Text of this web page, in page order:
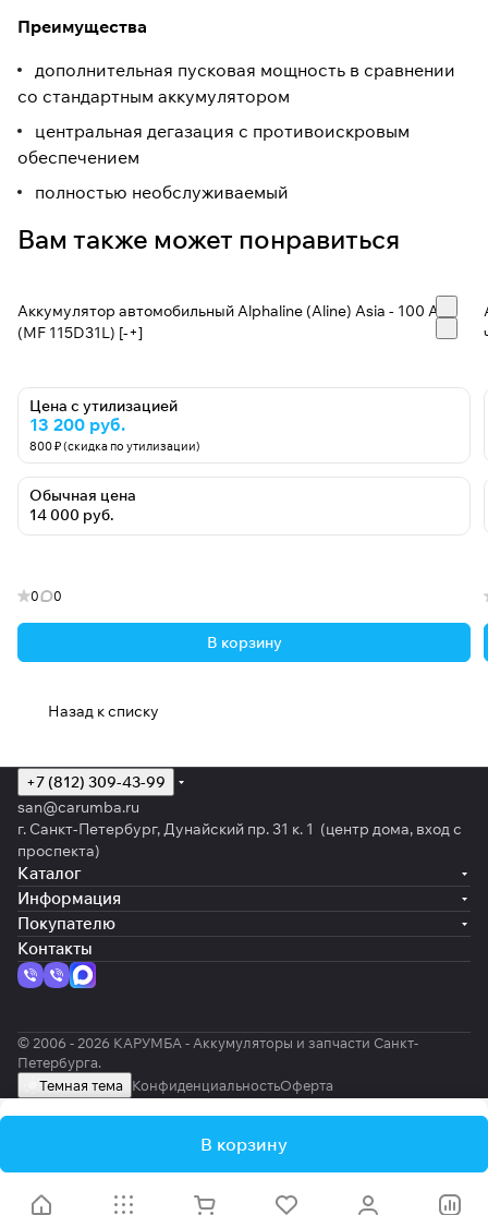
Преимущества
дополнительная пусковая мощность в сравнении
со стандартным аккумулятором
центральная дегазация с противоискровым
обеспечением
полностью необслуживаемый
Вам также может понравиться
Аккумулятор автомобильный Alphaline (Aline) Asia - 100 А/ч
(MF 115D31L) [-+]
Цена с утилизацией
13 200 руб.
800 ₽ (скидка по утилизации)
Обычная цена
14 000 руб.
0 0
В корзину
Назад к списку
В корзину
+7 (812) 309-43-99
san@carumba.ru
г. Санкт-Петербург, Дунайский пр. 31 к. 1 (центр дома, вход с
проспекта)
Каталог
Информация
Покупателю
Контакты
© 2006 - 2026 КАРУМБА - Аккумуляторы и запчасти Санкт-
Петербурга.
Темная тема КонфиденциальностьОферта